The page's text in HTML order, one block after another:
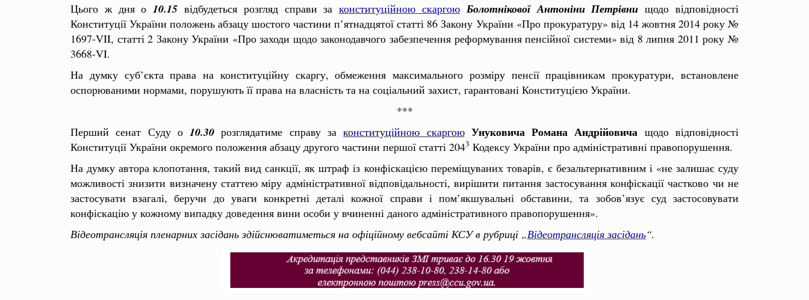
Цього ж дня о 10.15 відбудеться розгляд справи законституційною скаргою Болотнікової Антоніни Петрівни щодо відповідності
Конституції України положень абзацу шостого частини п’ятнадцятої статті 86 Закону України «Про прокуратуру» від 14 жовтня 2014 року №
1697-VII, статті 2 Закону України «Про заходи щодо законодавчого забезпечення реформування пенсійної системи» від 8 липня 2011 року №
3668-VI.
На думку суб’єкта права на конституційну скаргу, обмеження максимального розміру пенсії працівникам прокуратури, встановлене
оспорюваними нормами, порушують її права на власність та на соціальний захист, гарантовані Конституцією України.
***
Перший сенат Суду о 10.30 розглядатиме справу законституційною скаргою Унуковича Романа Андрійовича щодо відповідності
Конституції України окремого положення абзацу другого частини першої статті 2043 Кодексу України про адміністративні правопорушення.
На думку автора клопотання, такий вид санкції, як штраф із конфіскацією переміщуваних товарів, є безальтернативним і «не залишає суду
можливості знизити визначену статтею міру адміністративної відповідальності, вирішити питання застосування конфіскації частково чи не
застосувати взагалі, беручи до уваги конкретні деталі кожної справи і пом’якшувальні обставини, та зобов’язує суд застосовувати
конфіскацію у кожному випадку доведення вини особи у вчиненні даного адміністративного правопорушення».
Відеотрансляція пленарних засідань здійснюватиметься на офіційному вебсайті КСУ в рубриці „Відеотрансляція засідань“.